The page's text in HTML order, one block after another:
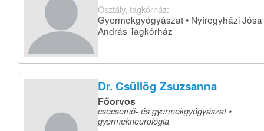
Osztály, tagkórház:
Gyermekgyógyászat • Nyíregyházi Jósa
András Tagkórház
Dr. Csüllög Zsuzsanna
Főorvos
csecsemő- és gyermekgyógyászat •
gyermekneurológia